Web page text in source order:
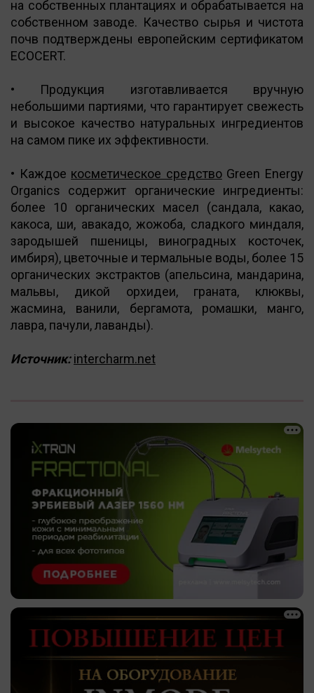
на собственных плантациях и обрабатывается на
собственном заводе. Качество сырья и чистота
почв подтверждены европейским сертификатом
ECOCERT.
• Продукция изготавливается вручную
небольшими партиями, что гарантирует свежесть
и высокое качество натуральных ингредиентов
на самом пике их эффективности.
• Каждое косметическое средствоGreen Energy
Organics содержит органические ингредиенты:
более 10 органических масел (сандала, какао,
какоса, ши, авакадо, жожоба, сладкого миндаля,
зародышей пшеницы, виноградных косточек,
имбиря), цветочные и термальные воды, более 15
органических экстрактов (апельсина, мандарина,
мальвы, дикой орхидеи, граната, клюквы,
жасмина, ванили, бергамота, ромашки, манго,
лавра, пачули, лаванды).
Источник: intercharm.net